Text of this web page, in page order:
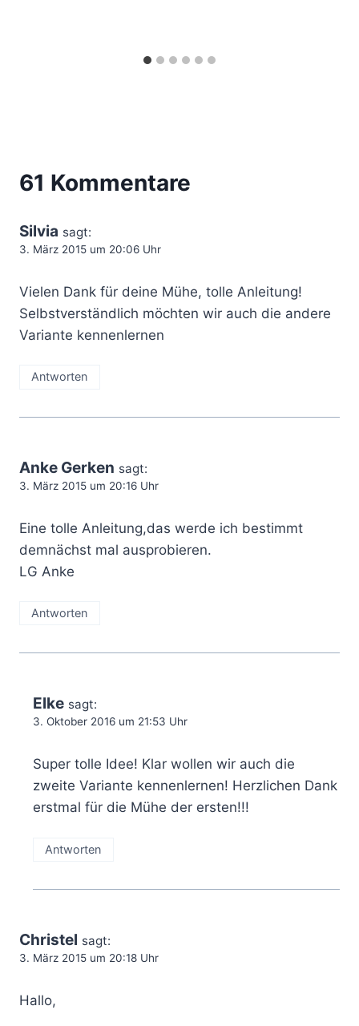
61 Kommentare
Silvia sagt:
3. März 2015 um 20:06 Uhr
Vielen Dank für deine Mühe, tolle Anleitung!
Selbstverständlich möchten wir auch die andere
Variante kennenlernen
Antworten
Anke Gerken sagt:
3. März 2015 um 20:16 Uhr
Eine tolle Anleitung,das werde ich bestimmt
demnächst mal ausprobieren.
LG Anke
Antworten
Elke sagt:
3. Oktober 2016 um 21:53 Uhr
Super tolle Idee! Klar wollen wir auch die
zweite Variante kennenlernen! Herzlichen Dank
erstmal für die Mühe der ersten!!!
Antworten
Christel sagt:
3. März 2015 um 20:18 Uhr
Hallo,